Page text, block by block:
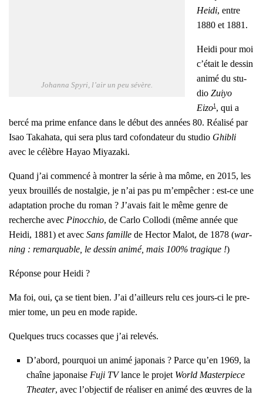
Johan­na Spy­ri, l’air un peu sévère.
Hei­di, entre
1880 et 1881.
Hei­di pour moi
c’é­tait le des­sin
ani­mé du stu­
dio Zuiyo
Eizo1 , qui a
ber­cé ma prime enfance dans le début des années 80. Réa­li­sé par
Isao Taka­ha­ta, qui sera plus tard cofon­da­teur du stu­dio Ghi­bli
avec le célèbre Hayao Miya­za­ki.
Quand j’ai com­men­cé à mon­trer la série à ma môme, en 2015, les
yeux brouillés de nos­tal­gie, je n’ai pas pu m’empêcher : est-ce une
adap­ta­tion proche du roman ? J’a­vais fait le même genre de
recherche avec Pinoc­chio, de Car­lo Col­lo­di (même année que
Hei­di, 1881) et avec Sans famille de Hec­tor Malot, de 1878 (war­
ning : remar­quable, le des­sin ani­mé, mais 100% tra­gique !)
Réponse pour Hei­di ?
Ma foi, oui, ça se tient bien. J’ai d’ailleurs relu ces jours-ci le pre­
mier tome, un peu en mode rapide.
Quelques trucs cocasses que j’ai rele­vés.
D’a­bord, pour­quoi un ani­mé japo­nais ? Parce qu’en 1969, la
chaîne japo­naise Fuji TVlance le pro­jet World Mas­ter­piece
Thea­ter, avec l’ob­jec­tif de réa­li­ser en ani­mé des œuvres de la